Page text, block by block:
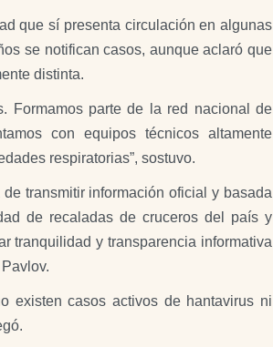
que sí presenta circulación en algunas
se notifican casos, aunque aclaró que
distinta.
Formamos parte de la red nacional de
con equipos técnicos altamente
respiratorias”, sostuvo.
transmitir información oficial y basada
de recaladas de cruceros del país y
tranquilidad y transparencia informativa
existen casos activos de hantavirus ni